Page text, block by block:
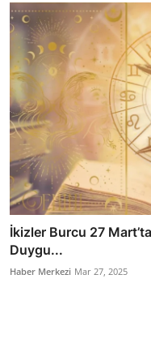
İkizler Burcu 27
Duygu...
Haber Merkezi Mar 27, 2025